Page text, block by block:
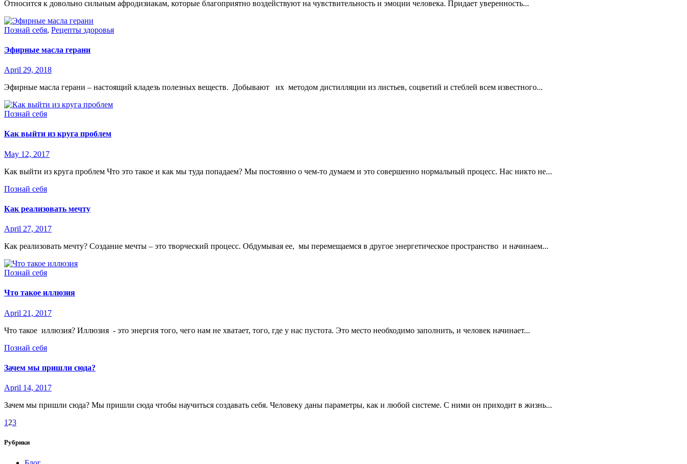
Относится к довольно сильным афродизиакам, которые благоприятно воздействуют на чувствительность и эмоции человека. Придает уверенность...
Познай себя, Рецепты здоровья
Эфирные масла герани
April 29, 2018
Эфирные масла герани – настоящий кладезь полезных веществ. Добывают их методом дистилляции из листьев, соцветий и стеблей всем известного...
Познай себя
Как выйти из круга проблем
May 12, 2017
Как выйти из круга проблем Что это такое и как мы туда попадаем? Мы постоянно о чем-то думаем и это совершенно нормальный процесс. Нас никто не...
Познай себя
Как реализовать мечту
April 27, 2017
Как реализовать мечту? Создание мечты – это творческий процесс. Обдумывая ее, мы перемещаемся в другое энергетическое пространство и начинаем...
Познай себя
Что такое иллюзия
April 21, 2017
Что такое иллюзия? Иллюзия - это энергия того, чего нам не хватает, того, где у нас пустота. Это место необходимо заполнить, и человек начинает...
Познай себя
Зачем мы пришли сюда?
April 14, 2017
Зачем мы пришли сюда? Мы пришли сюда чтобы научиться создавать себя. Человеку даны параметры, как и любой системе. С ними он приходит в жизнь...
1 23
Рубрики